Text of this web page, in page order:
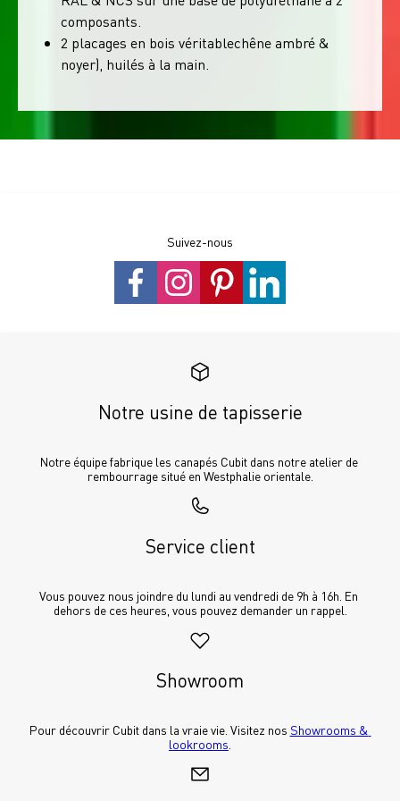
composants.
2 placages en bois véritablechêne ambré &
noyer), huilés à la main.
Suivez-nous
Notre usine de tapisserie
Notre équipe fabrique les canapés Cubit dans notre atelier de
rembourrage situé en Westphalie orientale.
Service client
Vous pouvez nous joindre du lundi au vendredi de 9h à 16h. En
dehors de ces heures, vous pouvez demander un rappel.
Showroom
Pour découvrir Cubit dans la vraie vie. Visitez nos Showrooms &
lookrooms